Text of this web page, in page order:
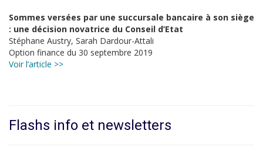
Sommes versées par une succursale bancaire à son siège
: une décision novatrice du Conseil d’Etat
Stéphane Austry, Sarah Dardour-Attali
Option finance du 30 septembre 2019
Voir l’article >>
Flashs info et newsletters